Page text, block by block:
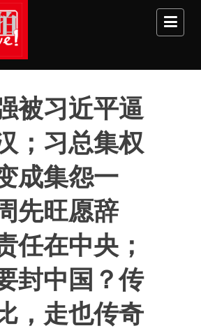
Skip to main content
被习近平逼
；习总集权
成集怨一
先旺愿辞
任在中央；
封中国？传
，走也传奇